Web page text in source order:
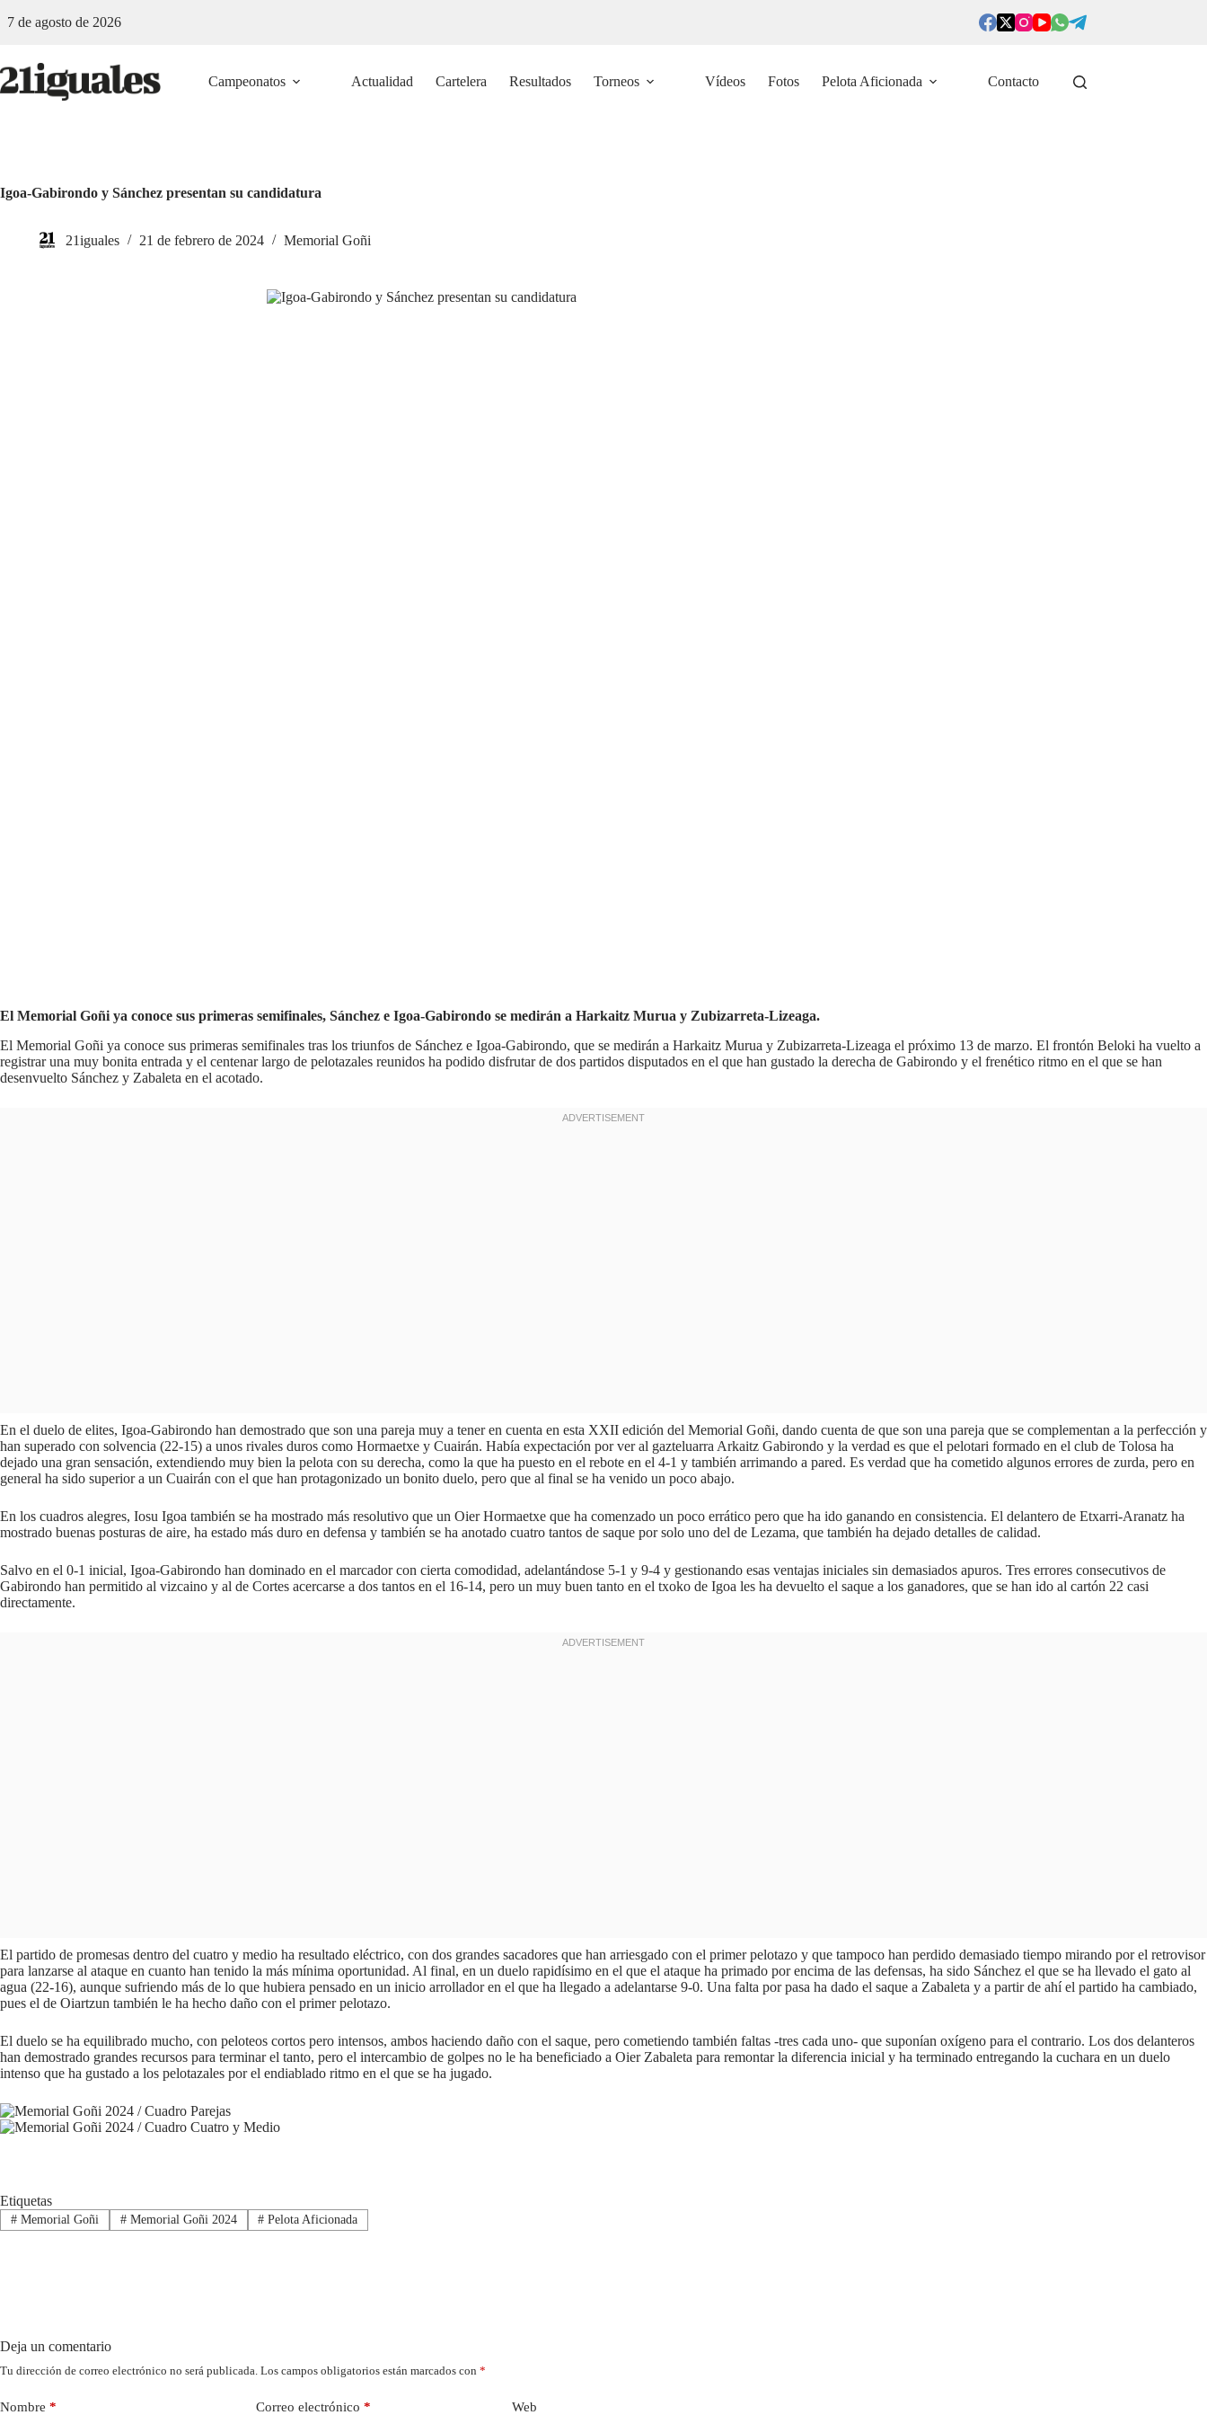
al7 de agosto de 2026
Campeonatos Actualidad Cartelera Resultados Torneos Vídeos Fotos Pelota Aficionada Contacto
Igoa-Gabirondo y Sánchez presentan su candidatura
21iguales 21 de febrero de 2024 Memorial Goñi
El Memorial Goñi ya conoce sus primeras semifinales, Sánchez e Igoa-Gabirondo se medirán a Harkaitz Murua y Zubizarreta-Lizeaga.
El Memorial Goñi ya conoce sus primeras semifinales tras los triunfos de Sánchez e Igoa-Gabirondo, que se medirán a Harkaitz Murua y Zubizarreta-Lizeaga el próximo 13 de marzo. El frontón Beloki ha vuelto a
registrar una muy bonita entrada y el centenar largo de pelotazales reunidos ha podido disfrutar de dos partidos disputados en el que han gustado la derecha de Gabirondo y el frenético ritmo en el que se han
desenvuelto Sánchez y Zabaleta en el acotado.
En el duelo de elites, Igoa-Gabirondo han demostrado que son una pareja muy a tener en cuenta en esta XXII edición del Memorial Goñi, dando cuenta de que son una pareja que se complementan a la perfección y
han superado con solvencia (22-15) a unos rivales duros como Hormaetxe y Cuairán. Había expectación por ver al gazteluarra Arkaitz Gabirondo y la verdad es que el pelotari formado en el club de Tolosa ha
dejado una gran sensación, extendiendo muy bien la pelota con su derecha, como la que ha puesto en el rebote en el 4-1 y también arrimando a pared. Es verdad que ha cometido algunos errores de zurda, pero en
general ha sido superior a un Cuairán con el que han protagonizado un bonito duelo, pero que al final se ha venido un poco abajo.
En los cuadros alegres, Iosu Igoa también se ha mostrado más resolutivo que un Oier Hormaetxe que ha comenzado un poco errático pero que ha ido ganando en consistencia. El delantero de Etxarri-Aranatz ha
mostrado buenas posturas de aire, ha estado más duro en defensa y también se ha anotado cuatro tantos de saque por solo uno del de Lezama, que también ha dejado detalles de calidad.
Salvo en el 0-1 inicial, Igoa-Gabirondo han dominado en el marcador con cierta comodidad, adelantándose 5-1 y 9-4 y gestionando esas ventajas iniciales sin demasiados apuros. Tres errores consecutivos de
Gabirondo han permitido al vizcaino y al de Cortes acercarse a dos tantos en el 16-14, pero un muy buen tanto en el txoko de Igoa les ha devuelto el saque a los ganadores, que se han ido al cartón 22 casi
directamente.
El partido de promesas dentro del cuatro y medio ha resultado eléctrico, con dos grandes sacadores que han arriesgado con el primer pelotazo y que tampoco han perdido demasiado tiempo mirando por el retrovisor
para lanzarse al ataque en cuanto han tenido la más mínima oportunidad. Al final, en un duelo rapidísimo en el que el ataque ha primado por encima de las defensas, ha sido Sánchez el que se ha llevado el gato al
agua (22-16), aunque sufriendo más de lo que hubiera pensado en un inicio arrollador en el que ha llegado a adelantarse 9-0. Una falta por pasa ha dado el saque a Zabaleta y a partir de ahí el partido ha cambiado,
pues el de Oiartzun también le ha hecho daño con el primer pelotazo.
El duelo se ha equilibrado mucho, con peloteos cortos pero intensos, ambos haciendo daño con el saque, pero cometiendo también faltas -tres cada uno- que suponían oxígeno para el contrario. Los dos delanteros
han demostrado grandes recursos para terminar el tanto, pero el intercambio de golpes no le ha beneficiado a Oier Zabaleta para remontar la diferencia inicial y ha terminado entregando la cuchara en un duelo
intenso que ha gustado a los pelotazales por el endiablado ritmo en el que se ha jugado.
Etiquetas
#Memorial Goñi #Memorial Goñi 2024 # Pelota Aficionada
Deja un comentario
Tu dirección de correo electrónico no será publicada. Los campos obligatorios están marcados con *
Nombre * Correo electrónico * Web